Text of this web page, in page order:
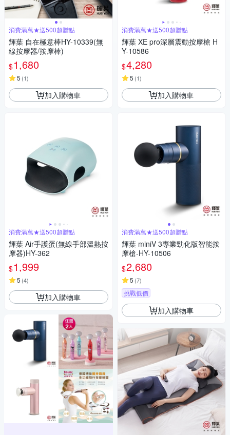
消費滿萬★送500超贈點
輝葉 自在極意棒HY-10339(無
線按摩器/按摩棒)
$1,680
5 (1)
加入購物車
消費滿萬★送500超贈點
輝葉 Air手護蛋(無線手部溫熱按
摩器)HY-362
$1,999
5 (4)
加入購物車
消費滿萬★送500超贈點
輝葉 XE pro深層震動按摩槍 H
Y-10586
$4,280
5 (1)
加入購物車
消費滿萬★送500超贈點
輝葉 miniV 3專業勁化版智能按
摩槍-HY-10506
$2,680
5 (7)
挑戰低價
加入購物車